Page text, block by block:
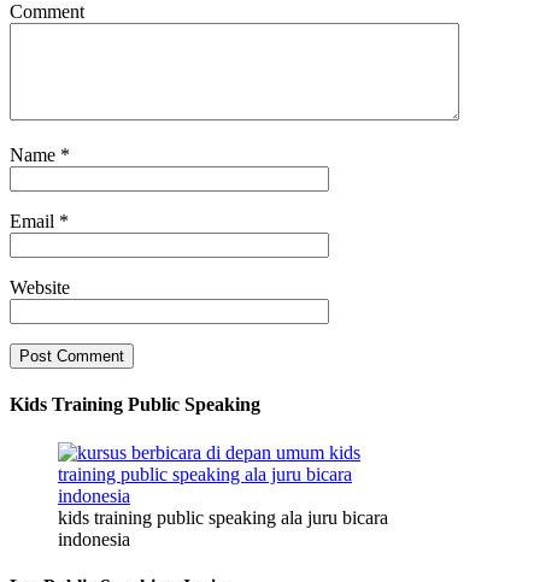
Comment
Name *
Email *
Website
Kids Training Public Speaking
kids training public speaking ala juru bicara
indonesia